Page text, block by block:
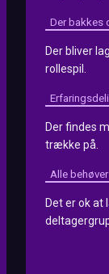
Der bakkes
Der bliver
rollespil.
Der findes
trække på.
Alle
Det er ok